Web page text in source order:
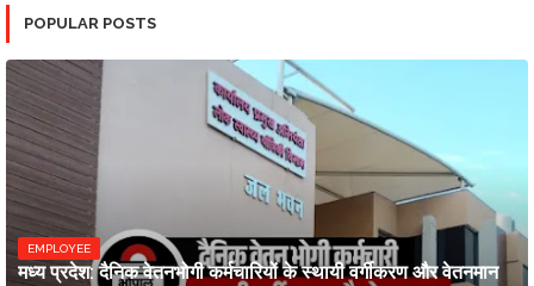
POPULAR POSTS
EMPLOYEE
मध्य प्रदेश: दैनिक वेतनभोगी कर्मचारियों के स्थायी वर्गीकरण और वेतनमान